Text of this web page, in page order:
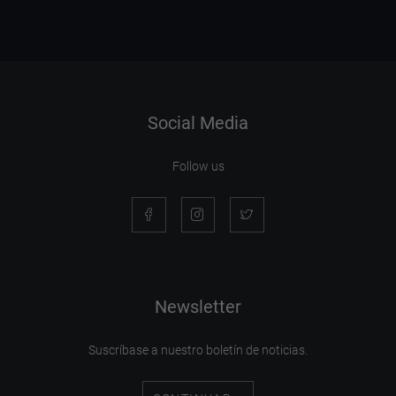
Social Media
Follow us
Newsletter
Suscríbase a nuestro boletín de noticias.